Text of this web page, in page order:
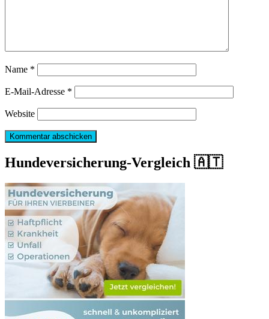
Name *
E-Mail-Adresse *
Website
Hundeversicherung-Vergleich 🇦🇹